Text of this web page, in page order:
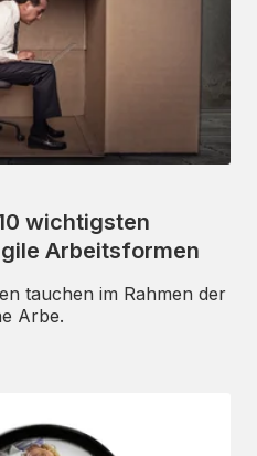
wichtigsten
Arbeitsformen
tauchen im Rahmen der
Arbe.